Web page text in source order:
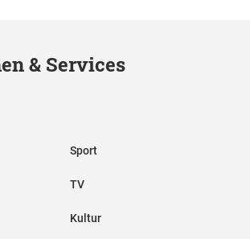
& Services
Sport
TV
Kultur